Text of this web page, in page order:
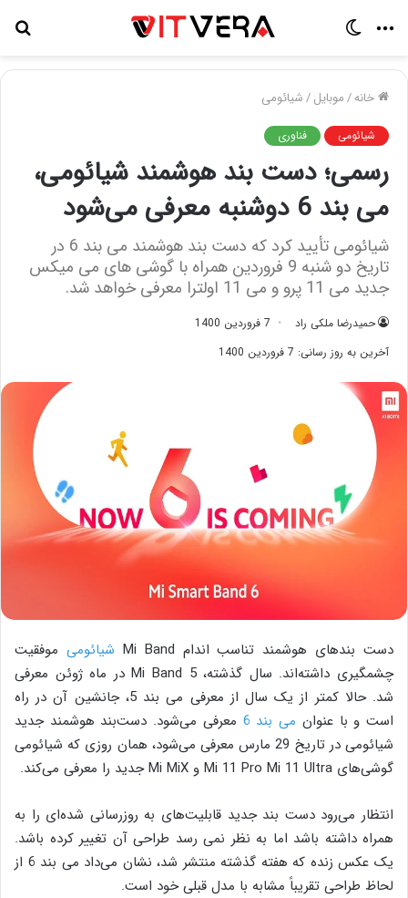
منو
خانه/موبایل/شیائومی
شیائومی فناوری
رسمی؛ دست ‌بند هوشمند شیائومی،
می بند 6 دوشنبه معرفی می‌شود
شیائومی تأیید کرد که دست بند هوشمند می بند 6 در
تاریخ دو شنبه 9 فروردین همراه با گوشی های می میکس
جدید می 11 پرو و می 11 اولترا معرفی خواهد شد.
حمیدرضا ملکی راد
7 فروردین 1400
آخرین به روز رسانی: 7 فروردین 1400
دست بند‌های هوشمند تناسب اندام Mi Band شیائومی موفقیت
چشمگیری داشته‌اند. سال گذشته، Mi Band 5 در ماه ژوئن معرفی
شد. حالا کمتر از یک سال از معرفی می بند 5، جانشین آن در راه
است و با عنوان می بند 6
معرفی می‌شود. دست‌بند هوشمند جدید
شیائومی در تاریخ 29 مارس معرفی می‌شود، همان روزی که شیائومی
گوشی‌های Mi 11 Pro Mi 11 Ultra و Mi MiX جدید را معرفی می‌کند.
انتظار می‌رود دست ‌بند جدید قابلیت‌های به روزرسانی شده‌ای را به
همراه داشته باشد اما به نظر نمی رسد طراحی آن تغییر کرده باشد.
یک عکس زنده که هفته گذشته منتشر شد، نشان می‌داد می بند 6 از
لحاظ طراحی تقریباً مشابه با مدل قبلی خود است.